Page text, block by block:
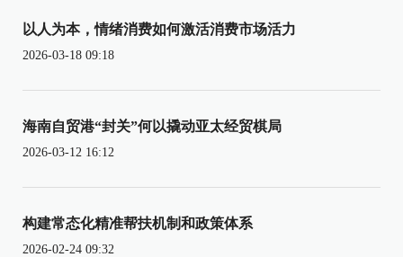
以人为本，情绪消费如何激活消费市场活力
2026-03-18 09:18
海南自贸港“封关”何以撬动亚太经贸棋局
2026-03-12 16:12
构建常态化精准帮扶机制和政策体系
2026-02-24 09:32